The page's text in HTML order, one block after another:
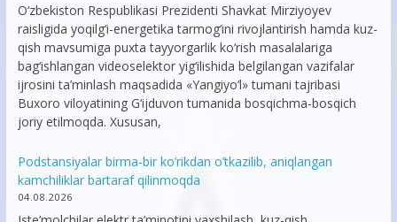
O‘zbekiston Respublikasi Prezidenti Shavkat Mirziyoyev
raisligida yoqilg‘i-energetika tarmog‘ini rivojlantirish hamda kuz-
qish mavsumiga puxta tayyorgarlik ko‘rish masalalariga
bag‘ishlangan videoselektor yig‘ilishida belgilangan vazifalar
ijrosini ta’minlash maqsadida «Yangiyo‘l» tumani tajribasi
Buxoro viloyatining G‘ijduvon tumanida bosqichma-bosqich
joriy etilmoqda. Xususan,
Podstansiyalar birma-bir ko’rikdan o’tkazilib, aniqlangan
kamchiliklar bartaraf qilinmoqda
04.08.2026